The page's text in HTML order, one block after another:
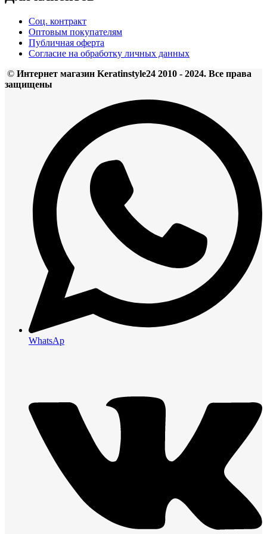
Соц. контракт
Оптовым покупателям
Публичная оферта
Согласие на обработку личных данных
© Интернет магазин Keratinstyle24 2010 - 2024. Все права
защищены
WhatsAp